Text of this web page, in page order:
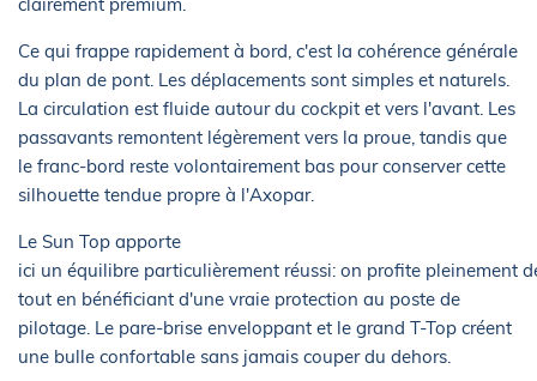
clairement premium.
Ce qui frappe rapidement à bord, c'est la cohérence générale
du plan de pont. Les déplacements sont simples et naturels.
La circulation est fluide autour du cockpit et vers l'avant. Les
passavants remontent légèrement vers la proue, tandis que
le franc-bord reste volontairement bas pour conserver cette
silhouette tendue propre à l'Axopar.
Le Sun Top apporte
ici un équilibre particulièrement réussi: on profite pleinement
tout en bénéficiant d'une vraie protection au poste de
pilotage. Le pare-brise enveloppant et le grand T-Top créent
une bulle confortable sans jamais couper du dehors.